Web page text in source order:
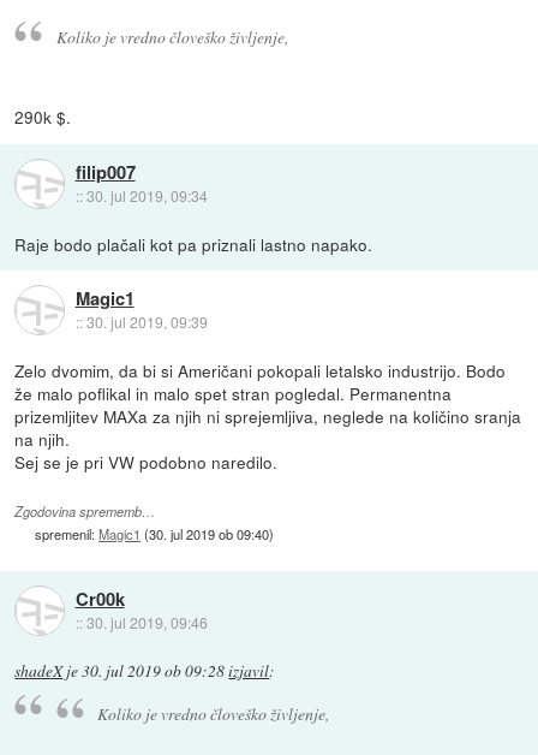
Koliko je vredno človeško življenje,
290k $.
filip007
::30. jul 2019, 09:34
Raje bodo plačali kot pa priznali lastno napako.
Magic1
::30. jul 2019, 09:39
Zelo dvomim, da bi si Američani pokopali letalsko industrijo. Bodo
že malo poflikal in malo spet stran pogledal. Permanentna
prizemljitev MAXa za njih ni sprejemljiva, neglede na količino sranja
na njih.
Sej se je pri VW podobno naredilo.
Zgodovina sprememb…
spremenil:Magic1 (30. jul 2019 ob 09:40)
Cr00k
::30. jul 2019, 09:46
shadeXje30. jul 2019 ob 09:28izjavil:
Koliko je vredno človeško življenje,